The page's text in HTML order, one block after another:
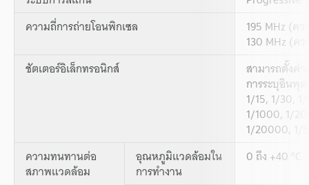
ความถี่การถ่ายโอนพิกเซล
195 MHz (ค
130 MHz (ค
ชัตเตอร์อิเล็กทรอนิกส์
สามารถตั้งค่
การระบุอินพุ
1/15, 1/30,
1/1000, 1/
1/20000, 1/
ความทนทานต่อ
สภาพแวดล้อม
อุณหภูมิแวดล้อมใน
การทำงาน
0 ถึง +40 °C